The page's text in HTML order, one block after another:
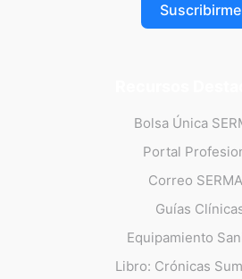
Suscribirme
Bolsa Única
Portal
Correo
Guías
Equipamiento
Libro: Crónicas